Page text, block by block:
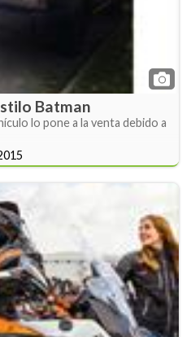
Batman
lo pone a la venta debido a